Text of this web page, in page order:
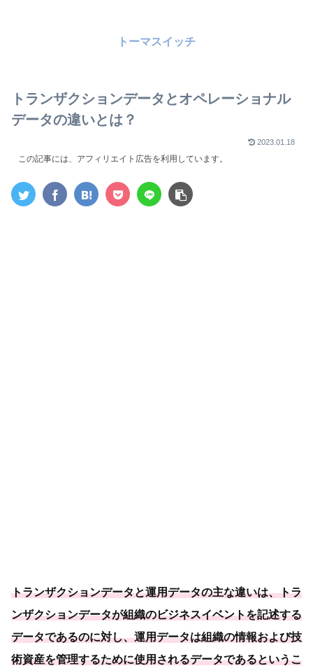
トーマスイッチ
トランザクションデータとオペレーショナル
データの違いとは？
2023.01.18
この記事には、アフィリエイト広告を利用しています。
トランザクションデータと運用データの主な違いは、トラ
ンザクションデータが組織のビジネスイベントを記述する
データであるのに対し、運用データは組織の情報および技
術資産を管理するために使用されるデータであるというこ